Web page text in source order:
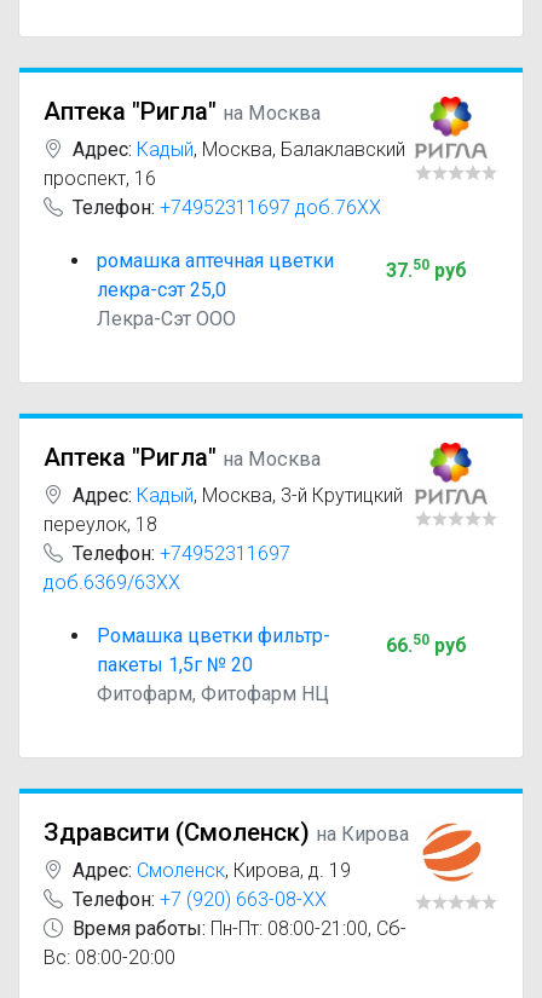
Аптека "Ригла" на Москва
Адрес: Кадый, Москва, Балаклавский
проспект, 16
Телефон: +74952311697 доб.76XX
ромашка аптечная цветки
лекра-сэт 25,0
Лекра-Сэт ООО
37.50руб
Аптека "Ригла" на Москва
Адрес: Кадый, Москва, 3-й Крутицкий
переулок, 18
Телефон: +74952311697
доб.6369/63XX
Ромашка цветки фильтр-
пакеты 1,5г № 20
Фитофарм, Фитофарм НЦ
66.50руб
Здравсити (Смоленск) на Кирова
Адрес: Смоленск, Кирова, д. 19
Телефон: +7 (920) 663-08-XX
Время работы: Пн-Пт: 08:00-21:00, Сб-
Вс: 08:00-20:00